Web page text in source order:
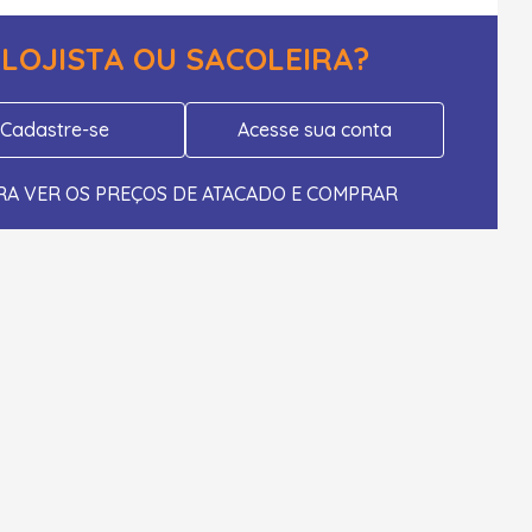
LOJISTA OU SACOLEIRA?
Cadastre-se Acesse sua conta
VER OS PREÇOS DE ATACADO E COMPRAR